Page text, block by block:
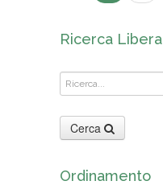
Ricerca Libera
Cerca
Ordinamento